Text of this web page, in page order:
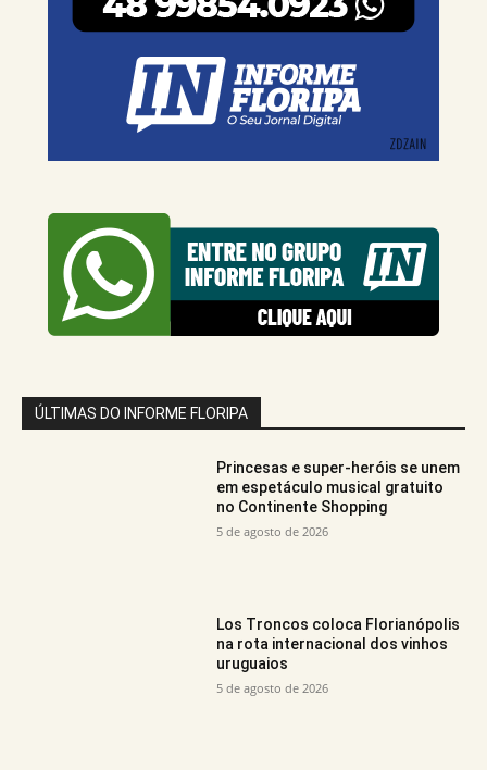
ÚLTIMAS DO INFORME FLORIPA
Princesas e super-heróis se unem
em espetáculo musical gratuito
no Continente Shopping
5 de agosto de 2026
Los Troncos coloca Florianópolis
na rota internacional dos vinhos
uruguaios
5 de agosto de 2026